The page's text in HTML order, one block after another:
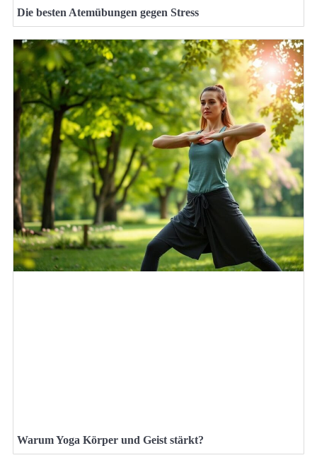
Die besten Atemübungen gegen Stress
Warum Yoga Körper und Geist stärkt?